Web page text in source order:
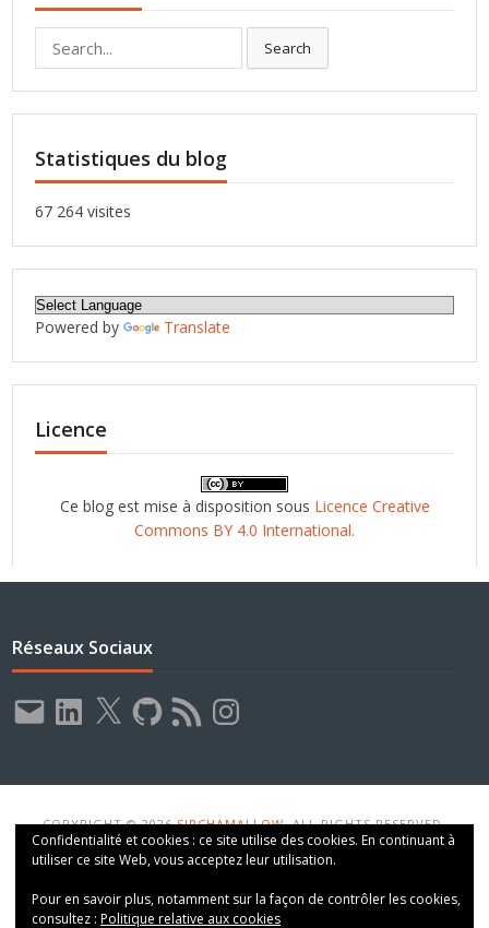
Search
Statistiques du blog
67 264 visites
Powered by Translate
Licence
Ce blog est mise à disposition sous Licence Creative
Commons BY 4.0 International.
Réseaux Sociaux
E-
mail
LinkedIn
X GitHubFlux
RSS
Instagram
COPYRIGHT © 2026SIRCHAMALLOW. ALL RIGHTS RESERVED.
THEME: VT BLOGGING BY VOLTHEMES . POWERED BYWORDPRESS
Confidentialité et cookies : ce site utilise des cookies. En continuant à
utiliser ce site Web, vous acceptez leur utilisation.
Pour en savoir plus, notamment sur la façon de contrôler les cookies,
consultez : Politique relative aux cookies